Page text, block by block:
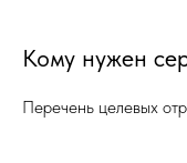
Кому нужен
Перечень целевых